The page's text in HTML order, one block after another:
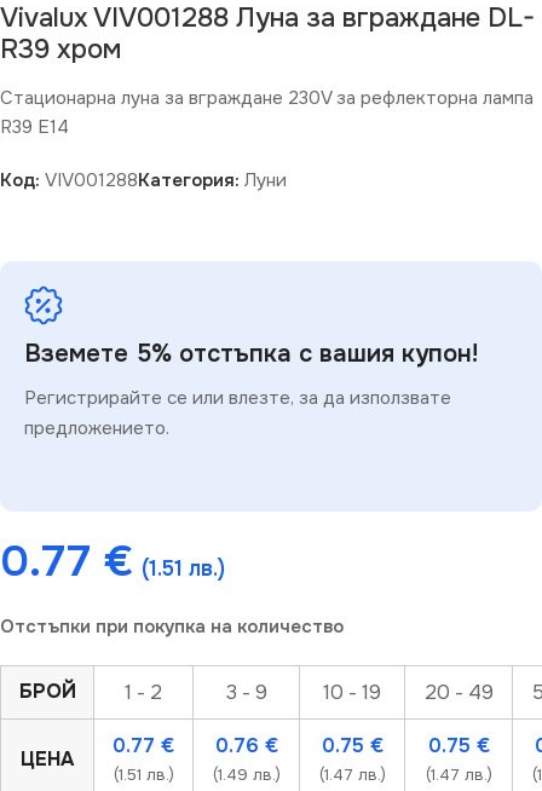
Vivalux VIV001288 Луна за вграждане DL-
R39 хром
Стационарна луна за вграждане 230V за рефлекторна лампа
R39 E14
Код: VIV001288Категория: Луни
Вземете 5% отстъпка с вашия купон!
Регистрирайте се или влезте, за да използвате
предложението.
0.77 € (1.51 лв.)
Отстъпки при покупка на количество
БРОЙ 1 - 2 3 - 9 10 - 19 20 - 49
ЦЕНА
0.77 €
(1.51 лв.)
0.76 €
(1.49 лв.)
0.75 €
(1.47 лв.)
0.75 €
(1.47 лв.)